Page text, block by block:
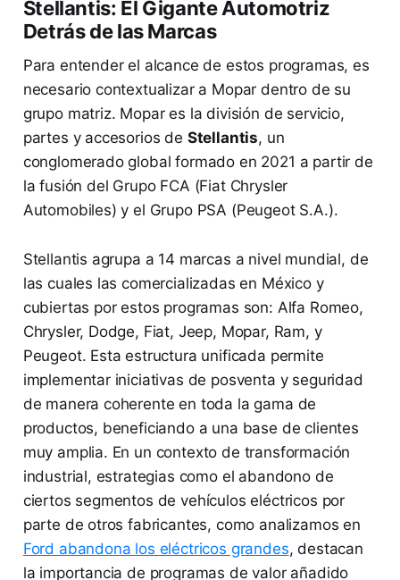
Stellantis: El Gigante Automotriz
Detrás de las Marcas
Para entender el alcance de estos programas, es
necesario contextualizar a Mopar dentro de su
grupo matriz. Mopar es la división de servicio,
partes y accesorios de Stellantis, un
conglomerado global formado en 2021 a partir de
la fusión del Grupo FCA (Fiat Chrysler
Automobiles) y el Grupo PSA (Peugeot S.A.).
Stellantis agrupa a 14 marcas a nivel mundial, de
las cuales las comercializadas en México y
cubiertas por estos programas son: Alfa Romeo,
Chrysler, Dodge, Fiat, Jeep, Mopar, Ram, y
Peugeot. Esta estructura unificada permite
implementar iniciativas de posventa y seguridad
de manera coherente en toda la gama de
productos, beneficiando a una base de clientes
muy amplia. En un contexto de transformación
industrial, estrategias como el abandono de
ciertos segmentos de vehículos eléctricos por
parte de otros fabricantes, como analizamos en
Ford abandona los eléctricos grandes, destacan
la importancia de programas de valor añadido